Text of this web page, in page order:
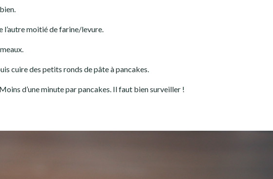
l’autre moitié de farine/levure.
cuire des petits ronds de pâte à pancakes.
d’une minute par pancakes. Il faut bien surveiller !